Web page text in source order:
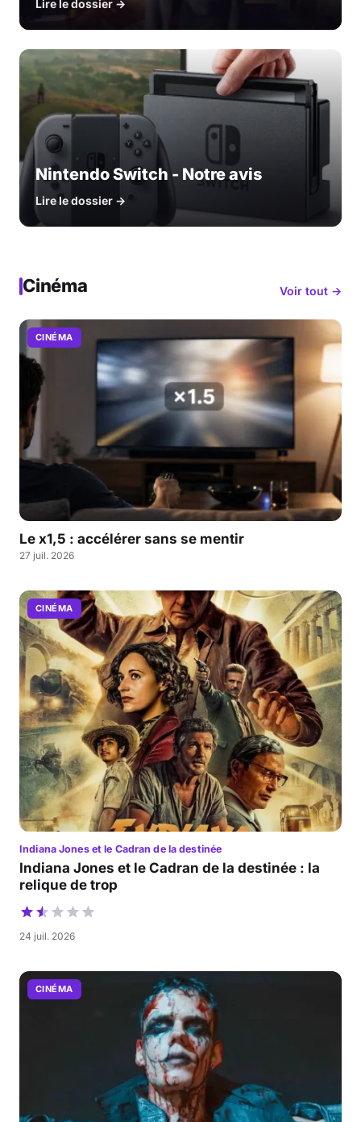
Lire le dossier →
Nintendo Switch - Notre avis
Lire le dossier →
Cinéma Voir tout →
CINÉMA
Le x1,5 : accélérer sans se mentir
27 juil. 2026
CINÉMA
Indiana Jones et le Cadran de la destinée
Indiana Jones et le Cadran de la destinée : la
relique de trop
24 juil. 2026
CINÉMA